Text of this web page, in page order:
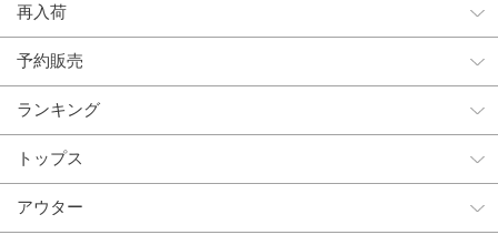
再入荷
予約販売
ランキング
トップス
アウター